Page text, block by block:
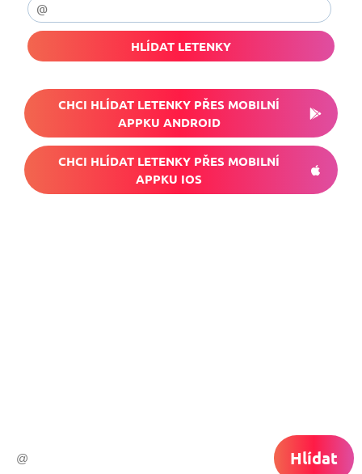
HLÍDAT LETENKY
CHCI HLÍDAT LETENKY PŘES MOBILNÍ
APPKU ANDROID
CHCI HLÍDAT LETENKY PŘES MOBILNÍ
APPKU IOS
Hlídat